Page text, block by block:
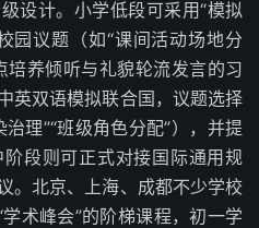
设计。小学低段可采用“模拟
园议题（如“课间活动场地分
培养倾听与礼貌轮流发言的习
英双语模拟联合国，议题选择
理”“班级角色分配”），并提
段则可正式对接国际通用规
。北京、上海、成都不少学校
术峰会”的阶梯课程，初一学